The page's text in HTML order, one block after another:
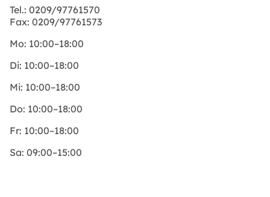
Tel.: 0209/97761570
Fax: 0209/97761573
Mo: 10:00–18:00
Di: 10:00–18:00
Mi: 10:00–18:00
Do: 10:00–18:00
Fr: 10:00–18:00
Sa: 09:00–15:00